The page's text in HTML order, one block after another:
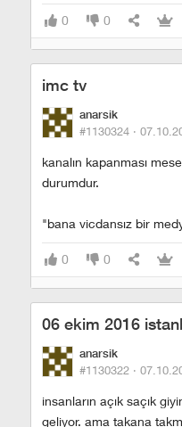
0 0
imc tv
anarsik
#1130324 ·
kanalın kapanması
durumdur.
"bana vicdansız bir
0 0
06 ekim 2016
anarsik
#1130322 ·
i̇nsanların açık saçık
geliyor. ama takana